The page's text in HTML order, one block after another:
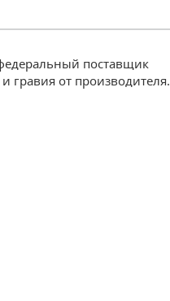
поставщик
гравия от производителя.